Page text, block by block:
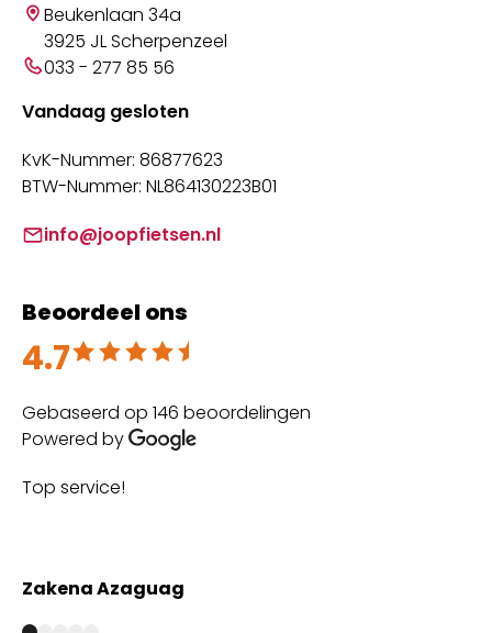
Beukenlaan 34a
3925 JL Scherpenzeel
033 - 277 85 56
Vandaag gesloten
KvK-Nummer: 86877623
BTW-Nummer: NL864130223B01
info@joopfietsen.nl
Beoordeel ons
4.7
Beoordeeld met 4.7 uit 5
Gebaseerd op 146 beoordelingen
Powered by
Top service!
Zakena Azaguag